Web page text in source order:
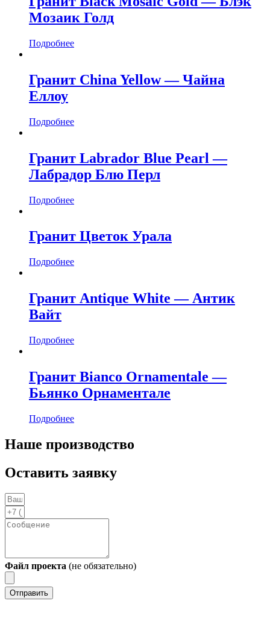
Мозаик Голд
Подробнее
Гранит China Yellow — Чайна
Еллоу
Подробнее
Гранит Labrador Blue Pearl —
Лабрадор Блю Перл
Подробнее
Гранит Цветок Урала
Подробнее
Гранит Antique White — Антик
Вайт
Подробнее
Гранит Bianco Ornamentale —
Бьянко Орнаментале
Подробнее
Наше производство
Оставить заявку
Файл проекта (не обязательно)
Отправить